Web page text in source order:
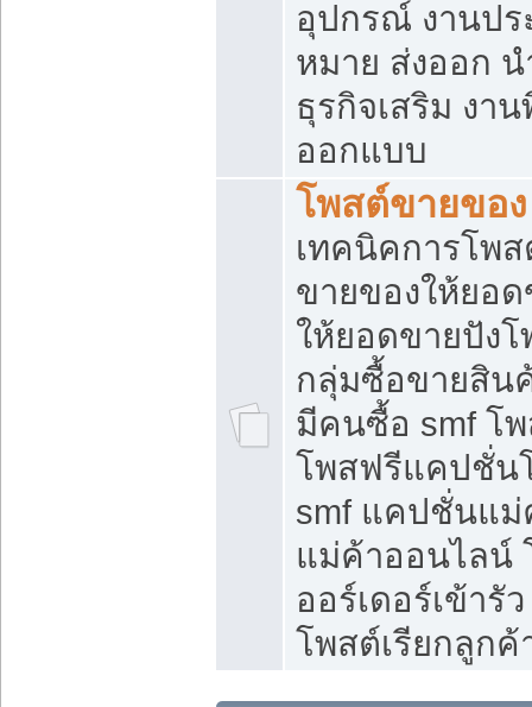
อุปกรณ์ งานป
หมาย ส่งออก น
ธุรกิจเสริม งา
ออกแบบ
โพสต์ขายของ
เทคนิคการโพ
ขายของให้ยอ
ให้ยอดขายปัง
กลุ่มซื้อขายสิน
มีคนซื้อ smf โ
โพสฟรีแคปชั่น
smf แคปชั่นแ
แม่ค้าออนไลน์
ออร์เดอร์เข้ารั
โพสต์เรียกลูกค้